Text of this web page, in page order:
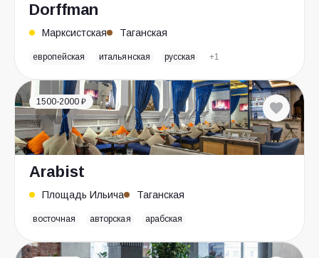
Dorffman
Марксистская Таганская
европейская итальянская русская +1
1500-2000 ₽
Arabist
Площадь Ильича Таганская
восточная авторская арабская